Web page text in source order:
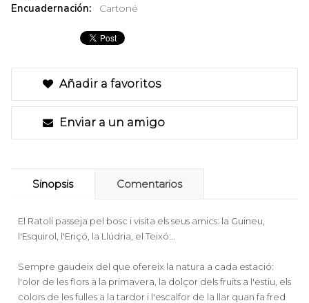
Encuadernación: Cartoné
Añadir a favoritos
Enviar a un amigo
Sinopsis Comentarios
El Ratolí passeja pel bosc i visita els seus amics: la Guineu,
l'Esquirol, l'Eriçó, la Llúdria, el Teixó...
Sempre gaudeix del que ofereix la natura a cada estació:
l'olor de les flors a la primavera, la dolçor dels fruits a l'estiu, els
colors de les fulles a la tardor i l'escalfor de la llar quan fa fred